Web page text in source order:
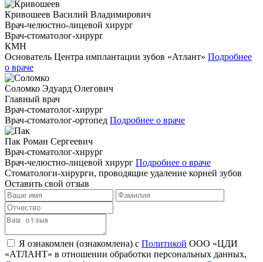
Кривошеев Василий Владимирович
Врач-челюстно-лицевой хирург
Врач-стоматолог-хирург
КМН
Основатель Центра имплантации зубов «Атлант» Подробнее
о враче
Соломко Эдуард Олегович
Главный врач
Врач-стоматолог-хирург
Врач-стоматолог-ортопед Подробнее о враче
Пак Роман Сергеевич
Врач-стоматолог-хирург
Врач-челюстно-лицевой хирург Подробнее о враче
Стоматологи-хирурги, проводящие удаление корней зубов
Оставить свой отзыв
Я ознакомлен (ознакомлена) с Политикой ООО «ЦДИ
«АТЛАНТ» в отношении обработки персональных данных,